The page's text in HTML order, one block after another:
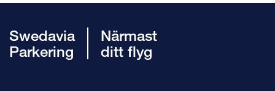
Swedavia
Parkering
Närmast
ditt flyg